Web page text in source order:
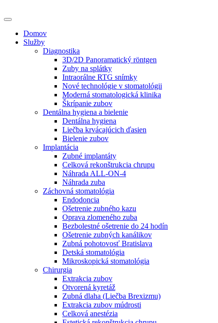
Domov
Služby
Diagnostika
3D/2D Panoramatický röntgen
Zuby na splátky
Intraorálne RTG snímky
Nové technológie v stomatológii
Moderná stomatologická klinika
Škrípanie zubov
Dentálna hygiena a bielenie
Dentálna hygiena
Liečba krvácajúcich ďasien
Bielenie zubov
Implantácia
Zubné implantáty
Celková rekonštrukcia chrupu
Náhrada ALL-ON-4
Náhrada zuba
Záchovná stomatológia
Endodoncia
Ošetrenie zubného kazu
Oprava zlomeného zuba
Bezbolestné ošetrenie do 24 hodín
Ošetrenie zubných kanálikov
Zubná pohotovosť Bratislava
Detská stomatológia
Mikroskopická stomatológia
Chirurgia
Extrakcia zubov
Otvorená kyretáž
Zubná dlaha (Liečba Brexizmu)
Extrakcia zubov múdrosti
Celková anestézia